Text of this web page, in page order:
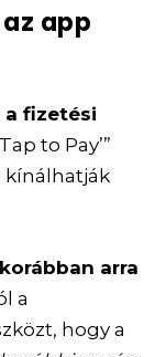
app
a fizetési
to Pay’”
kínálhatják
arra
a
hogy a